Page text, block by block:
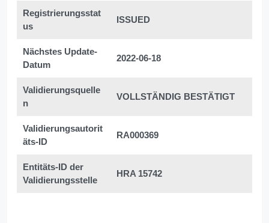
Registrierungsstat
us
ISSUED
Nächstes Update-
Datum
2022-06-18
Validierungsquelle
n
VOLLSTÄNDIG BESTÄTIGT
Validierungsautorit
äts-ID
RA000369
Entitäts-ID der
Validierungsstelle
HRA 15742